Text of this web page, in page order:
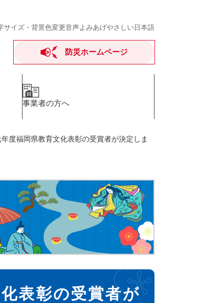
サイズ・背景色変更音声よみあげやさしい日本語
防災ホームページ
事業者の方へ
度福岡県教育文化表彰の受賞者が決定しま
表彰の受賞者が